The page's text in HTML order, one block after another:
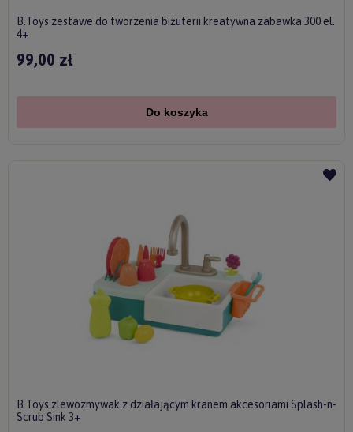
B.Toys zestawe do tworzenia biżuterii kreatywna zabawka 300 el.
4+
99,00 zł
Do koszyka
B.Toys zlewozmywak z działającym kranem akcesoriami Splash-n-
Scrub Sink 3+